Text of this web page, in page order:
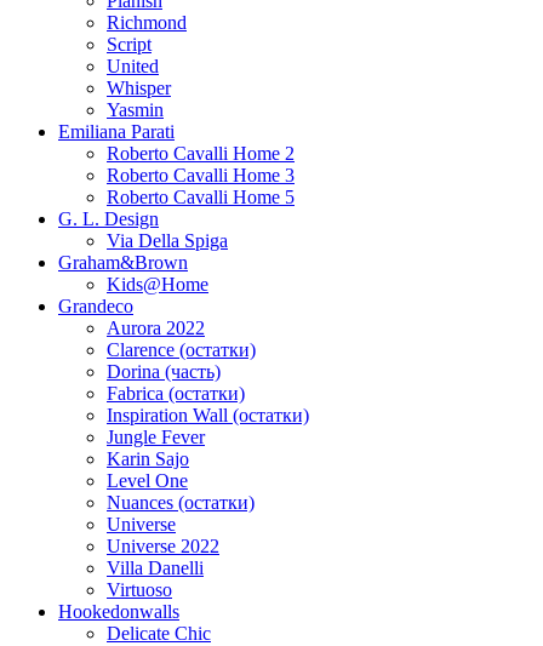
Richmond
Script
United
Whisper
Yasmin
Emiliana Parati
Roberto Cavalli Home 2
Roberto Cavalli Home 3
Roberto Cavalli Home 5
G. L. Design
Via Della Spiga
Graham&Brown
Kids@Home
Grandeco
Aurora 2022
Clarence (остатки)
Dorina (часть)
Fabrica (остатки)
Inspiration Wall (остатки)
Jungle Fever
Karin Sajo
Level One
Nuances (остатки)
Universe
Universe 2022
Villa Danelli
Virtuoso
Hookedonwalls
Delicate Chic